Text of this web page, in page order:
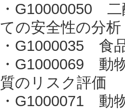
・G10000050
ての安全性の分析
・G1000035 食
・G1000069 動
質のリスク評価
・G1000071 動